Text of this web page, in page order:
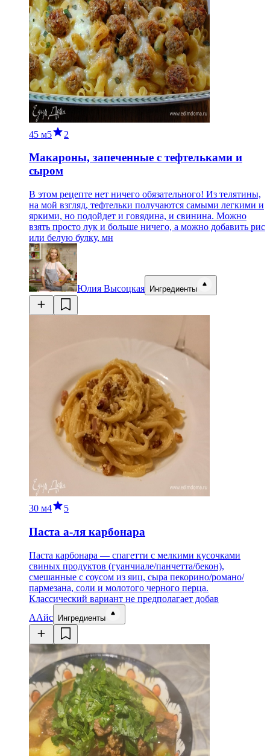
45 м5 2
Макароны, запеченные с тефтельками и
сыром
В этом рецепте нет ничего обязательного! Из телятины,
на мой взгляд, тефтельки получаются самыми легкими и
яркими, но подойдет и говядина, и свинина. Можно
взять просто лук и больше ничего, а можно добавить рис
или белую булку, мн
Юлия Высоцкая Ингредиенты
30 м4 5
Паста а-ля карбонара
Паста карбонара — спагетти с мелкими кусочками
свиных продуктов (гуанчиале/панчетта/бекон),
смешанные с соусом из яиц, сыра пекорино/романо/
пармезана, соли и молотого черного перца.
Классический вариант не предполагает добав
ААйс Ингредиенты